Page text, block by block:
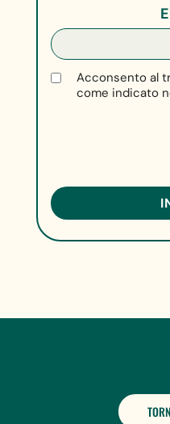
Acconsento al
come indicato